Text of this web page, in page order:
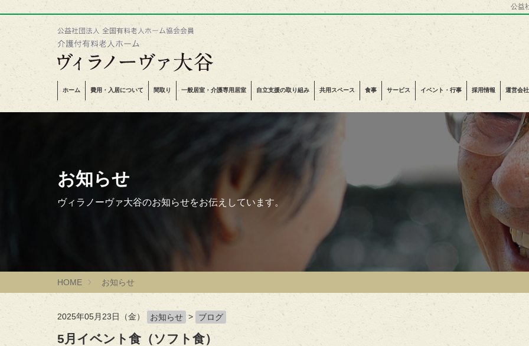
公益
ホーム 費用・入居について 間取り 一般居室・介護専用居室 自立支援の取り組み 共用スペース 食事 サービス イベント・行事 採用情報 運営会
お知らせ
ヴィラノーヴァ大谷のお知らせをお伝えしています。
HOME お知らせ
2025年05月23日（金） お知らせ > ブログ
5月イベント食（ソフト食）